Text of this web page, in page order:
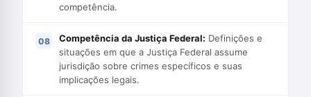
competência.
Competência da Justiça Federal: Definições e
situações em que a Justiça Federal assume
jurisdição sobre crimes específicos e suas
implicações legais.